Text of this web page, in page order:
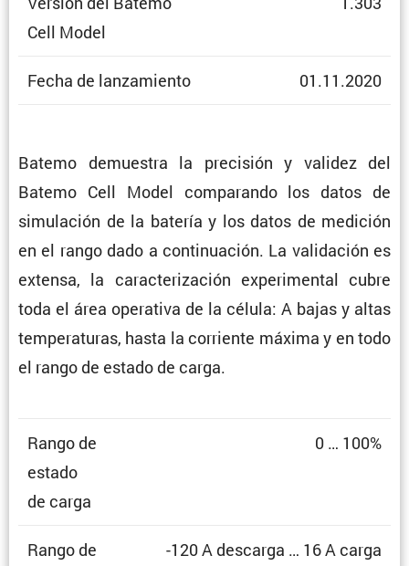
Cell Model
Fecha de lanzamiento 01.11.2020
Batemo demuestra la preci­sión y validez del
Batemo Cell Model compa­rando los datos de
simula­ción de la batería y los datos de medición
en el rango dado a conti­nua­ción. La valida­ción es
extensa, la carac­te­ri­za­ción experi­mental cubre
toda el área opera­tiva de la célula: A bajas y altas
tempe­ra­turas, hasta la corriente máxima y en todo
el rango de estado de carga.
Rango de
estado
de carga
0 … 100%
Rango de
-120 A descarga … 16 A carga